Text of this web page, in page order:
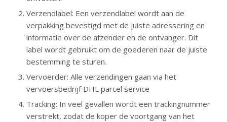
Verzendlabel: Een verzendlabel wordt aan de
verpakking bevestigd met de juiste adressering en
informatie over de afzender en de ontvanger. Dit
label wordt gebruikt om de goederen naar de juiste
bestemming te sturen.
Vervoerder: Alle verzendingen gaan via het
vervoersbedrijf DHL parcel service
Tracking: In veel gevallen wordt een trackingnummer
verstrekt, zodat de koper de voortgang van het